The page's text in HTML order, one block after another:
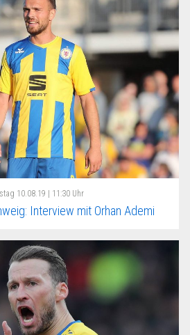
10.08.19 | 11:30 Uhr
Interview mit Orhan Ademi